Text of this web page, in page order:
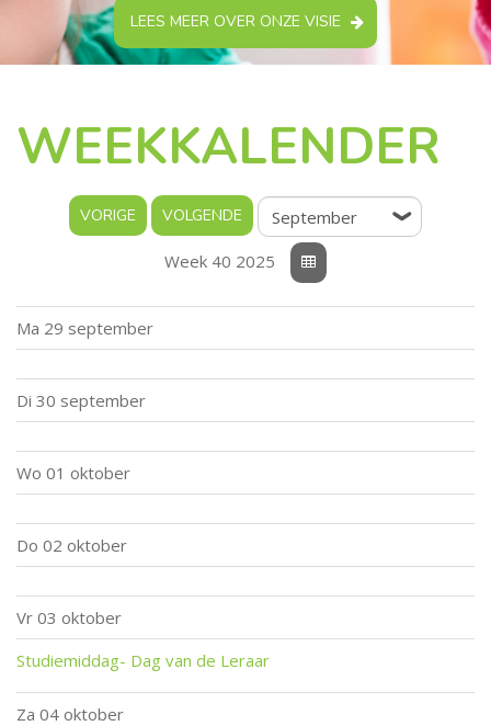
LEES MEER OVER ONZE VISIE
WEEKKALENDER
Week 40 2025
Ma 29 september
Di 30 september
Wo 01 oktober
Do 02 oktober
Vr 03 oktober
Studiemiddag- Dag van de Leraar
Za 04 oktober